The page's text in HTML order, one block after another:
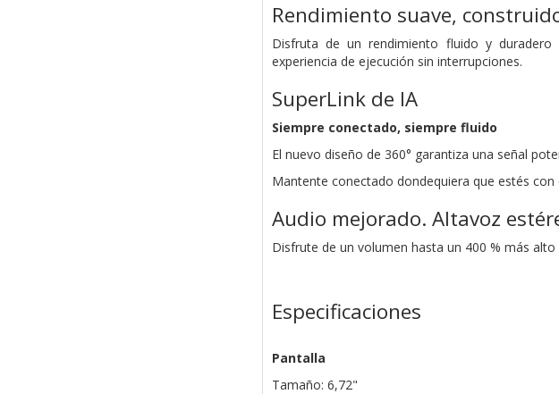
Rendimiento suave,
Disfruta de un rendimiento fluido y duradero
experiencia de ejecución sin interrupciones.
SuperLink de IA
Siempre conectado, siempre fluido
El nuevo diseño de 360° garantiza una señal
Mantente conectado dondequiera que estés
Audio mejorado. Altavoz
Disfrute de un volumen hasta un 400 % más
Especificaciones
Pantalla
Tamaño: 6,72"